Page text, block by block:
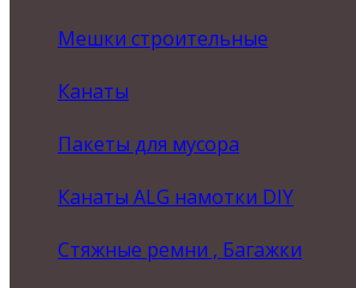
Мешки строительные
Канаты
Пакеты для мусора
Канаты ALG намотки DIY
Стяжные ремни , Багажки